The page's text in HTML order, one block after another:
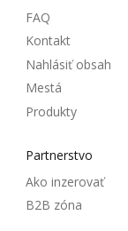
FAQ
Kontakt
Nahlásiť obsah
Mestá
Produkty
Partnerstvo
Ako inzerovať
B2B zóna